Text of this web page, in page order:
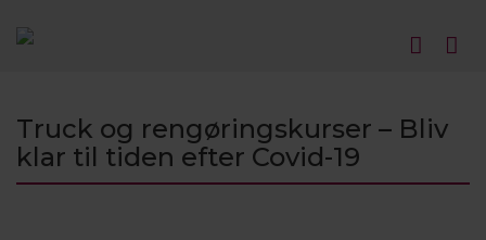
Truck og rengøringskurser – Bliv
klar til tiden efter Covid-19